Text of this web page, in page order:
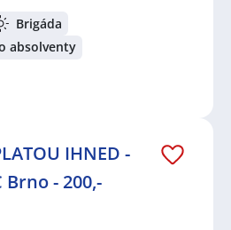
Brigáda
absolventy
IHNED -
Brno - 200,-